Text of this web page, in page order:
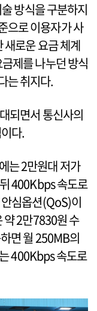
방식을 구분하지
으로 이용자가 사
새로운 요금 체계
제를 나누던 방식
는 취지다.
되면서 통신사의
다.
는 2만원대 저가
400Kbps 속도로
심옵션(QoS)이
약 2만7830원 수
면 월 250MB의
400Kbps 속도로